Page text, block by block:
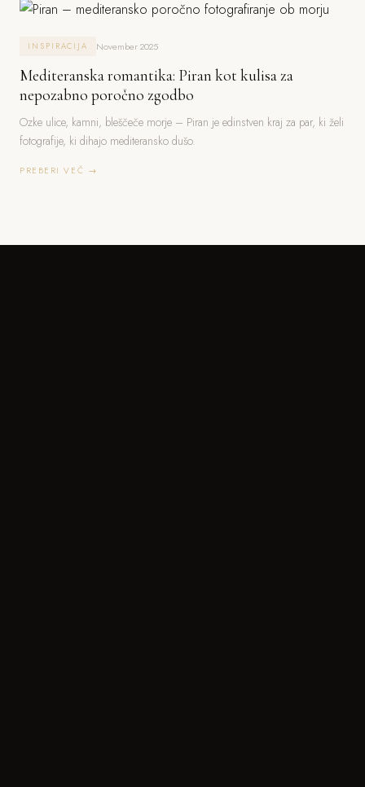
INSPIRACIJA November 2025
Mediteranska romantika: Piran kot kulisa za
nepozabno poročno zgodbo
Ozke ulice, kamni, bleščeče morje – Piran je edinstven kraj za par, ki želi
fotografije, ki dihajo mediteransko dušo.
PREBERI VEČ →